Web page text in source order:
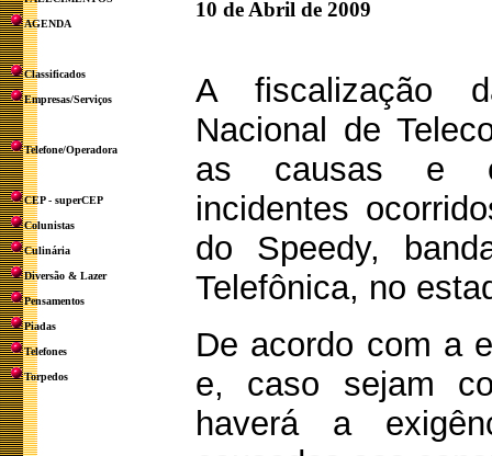
AGENDA
Classificados
Empresas/Serviços
Telefone/Operadora
CEP - superCEP
Colunistas
Culinária
Diversão & Lazer
Pensamentos
Piadas
Telefones
Torpedos
10 de Abril de 2009
A fiscalização
Nacional de
as causas e
incidentes
do Speedy,
Telefônica, no
De acordo com a
e, caso sejam
haverá a